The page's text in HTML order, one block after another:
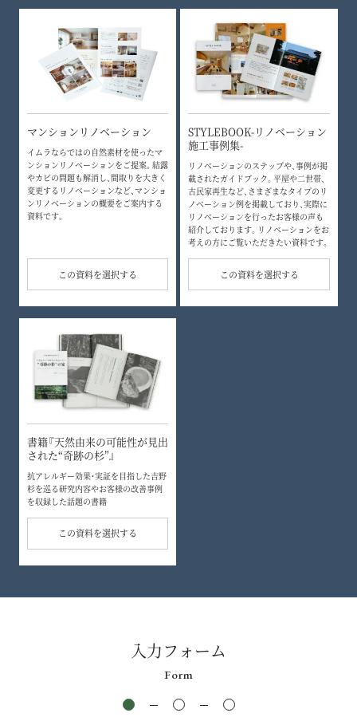
マンションリノベーション
イムラならではの自然素材を使ったマ
ンションリノベーションをご提案。結露
やカビの問題も解消し、間取りを大きく
変更するリノベーションなど、マンショ
ンリノベーションの概要をご案内する
資料です。
この資料を選択する
STYLEBOOK-リノベーション
施工事例集-
リノベーションのステップや、事例が掲
載されたガイドブック。平屋や二世帯、
古民家再生など、さまざまなタイプのリ
ノベーション例を掲載しており、実際に
リノベーションを行ったお客様の声も
紹介しております。リノベーションをお
考えの方にご覧いただきたい資料です。
この資料を選択する
書籍『天然由来の可能性が見出
された“奇跡の杉”』
抗アレルギー効果・実証を目指した吉野
杉を巡る研究内容やお客様の改善事例
を収録した話題の書籍
この資料を選択する
入力フォーム
Form